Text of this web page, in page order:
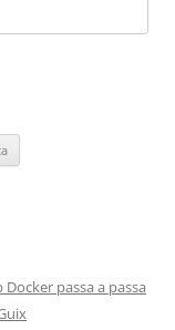
passa a passa